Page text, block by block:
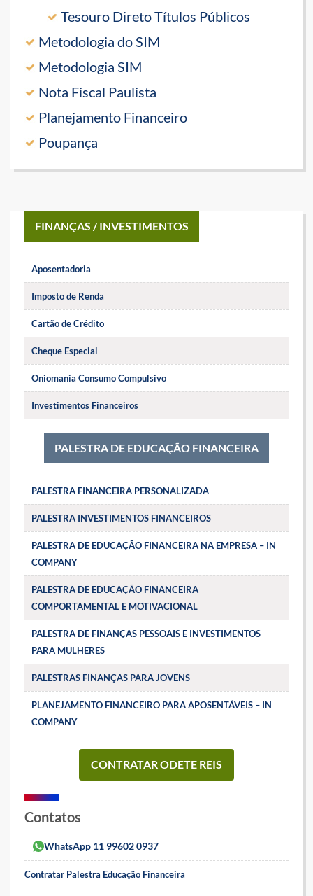
Tesouro Direto Títulos Públicos
Metodologia do SIM
Metodologia SIM
Nota Fiscal Paulista
Planejamento Financeiro
Poupança
FINANÇAS / INVESTIMENTOS
Aposentadoria
Imposto de Renda
Cartão de Crédito
Cheque Especial
Oniomania Consumo Compulsivo
Investimentos Financeiros
PALESTRA DE EDUCAÇÃO FINANCEIRA
PALESTRA FINANCEIRA PERSONALIZADA
PALESTRA INVESTIMENTOS FINANCEIROS
PALESTRA DE EDUCAÇÃO FINANCEIRA NA EMPRESA – IN
COMPANY
PALESTRA DE EDUCAÇÃO FINANCEIRA
COMPORTAMENTAL E MOTIVACIONAL
PALESTRA DE FINANÇAS PESSOAIS E INVESTIMENTOS
PARA MULHERES
PALESTRAS FINANÇAS PARA JOVENS
PLANEJAMENTO FINANCEIRO PARA APOSENTÁVEIS – IN
COMPANY
CONTRATAR ODETE REIS
Contatos
WhatsApp 11 99602 0937
Contratar Palestra Educação Financeira